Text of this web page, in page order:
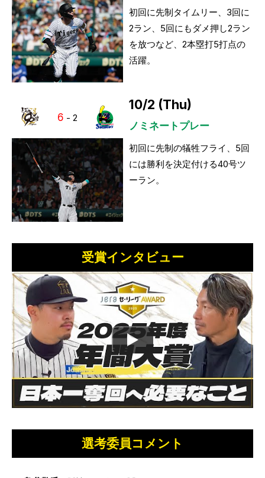
初回に先制タイムリー、3回に
2ラン、5回にもダメ押し2ラン
を放つなど、2本塁打5打点の
活躍。
6 - 2
10/2 (Thu)
ノミネートプレー
初回に先制の犠牲フライ、5回
には勝利を決定付ける40号ツ
ーラン。
受賞インタビュー
選考委員コメント